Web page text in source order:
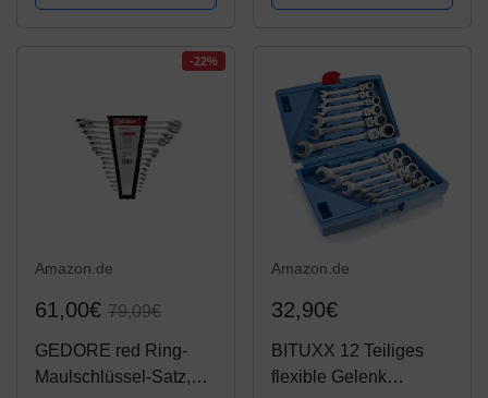
75 mm, Adapter
Stecknüssen 13...
-22%
Amazon.de
61,00€ 79,09€
GEDORE red Ring-
Maulschlüssel-Satz,
Amazon.de
32,90€
BITUXX 12 Teiliges
flexible Gelenk